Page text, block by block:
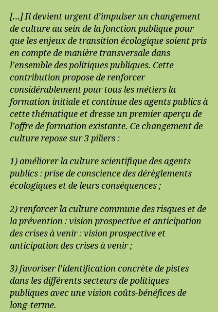
[…] Il devient urgent d’impulser un changement
de culture au sein de la fonction publique pour
que les enjeux de transition écologique soient pris
en compte de manière transversale dans
l’ensemble des politiques publiques. Cette
contribution propose de renforcer
considérablement pour tous les métiers la
formation initiale et continue des agents publics à
cette thématique et dresse un premier aperçu de
l’offre de formation existante. Ce changement de
culture repose sur 3 piliers :
1) améliorer la culture scientifique des agents
publics : prise de conscience des dérèglements
écologiques et de leurs conséquences ;
2) renforcer la culture commune des risques et de
la prévention : vision prospective et anticipation
des crises à venir : vision prospective et
anticipation des crises à venir ;
3) favoriser l’identification concrète de pistes
dans les différents secteurs de politiques
publiques avec une vision coûts-bénéfices de
long-terme.